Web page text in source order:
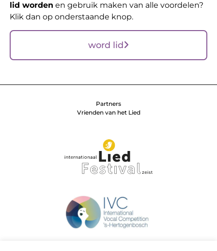
lid worden en gebruik maken van alle voordelen?
Klik dan op onderstaande knop.
word lid
Partners
Vrienden van het Lied